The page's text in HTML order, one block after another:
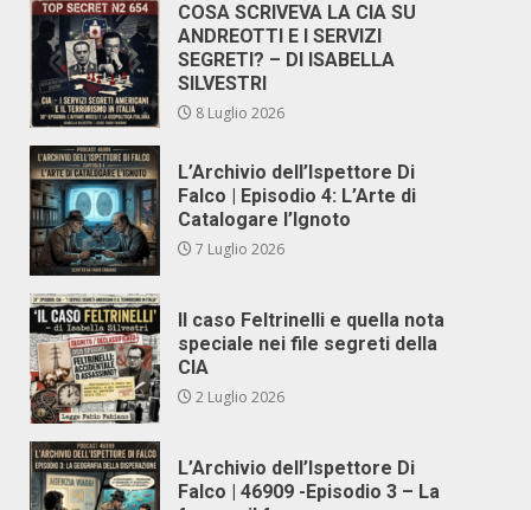
COSA SCRIVEVA LA CIA SU
ANDREOTTI E I SERVIZI
SEGRETI? – DI ISABELLA
SILVESTRI
8 Luglio 2026
L’Archivio dell’Ispettore Di
Falco | Episodio 4: L’Arte di
Catalogare l’Ignoto
7 Luglio 2026
Il caso Feltrinelli e quella nota
speciale nei file segreti della
CIA
2 Luglio 2026
L’Archivio dell’Ispettore Di
Falco | 46909 -Episodio 3 – La